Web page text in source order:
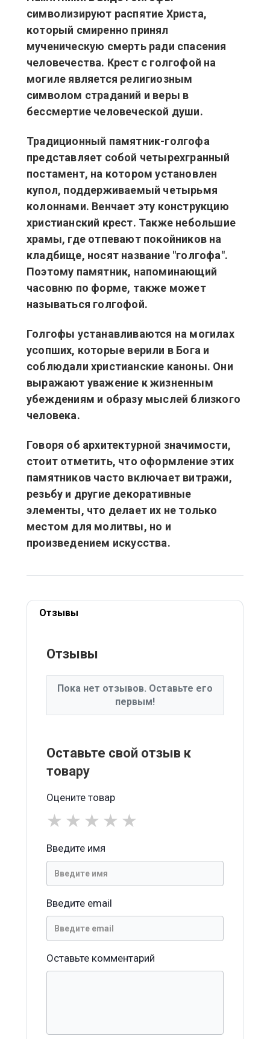
символизируют распятие Христа,
который смиренно принял
мученическую смерть ради спасения
человечества. Крест с голгофой на
могиле является религиозным
символом страданий и веры в
бессмертие человеческой души.
Традиционный памятник-голгофа
представляет собой четырехгранный
постамент, на котором установлен
купол, поддерживаемый четырьмя
колоннами. Венчает эту конструкцию
христианский крест. Также небольшие
храмы, где отпевают покойников на
кладбище, носят название "голгофа".
Поэтому памятник, напоминающий
часовню по форме, также может
называться голгофой.
Голгофы устанавливаются на могилах
усопших, которые верили в Бога и
соблюдали христианские каноны. Они
выражают уважение к жизненным
убеждениям и образу мыслей близкого
человека.
Говоря об архитектурной значимости,
стоит отметить, что оформление этих
памятников часто включает витражи,
резьбу и другие декоративные
элементы, что делает их не только
местом для молитвы, но и
произведением искусства.
Отзывы
Отзывы
Пока нет отзывов. Оставьте его
первым!
Оставьте свой отзыв к
товару
Оцените товар
★
★
★
★
★
Введите имя
Введите email
Оставьте комментарий